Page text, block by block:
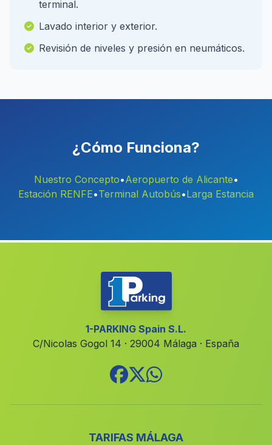
terminal.
Lavado interior y exterior.
Revisión de niveles y presión en neumáticos.
¿Cómo Funciona?
Nuestro Concepto•Aeropuerto de Alicante•
Estación RENFE•Terminal Autobús•Larga Estancia
1-PARKING Spain S.L.
C/Nicolas Gogol 14 · 29004 Málaga · España
TARIFAS MÁLAGA